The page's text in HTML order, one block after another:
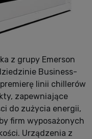
z grupy Emerson
Business-
linii chillerów
zapewniające
do zużycia energii,
firm wyposażonych
Urządzenia z